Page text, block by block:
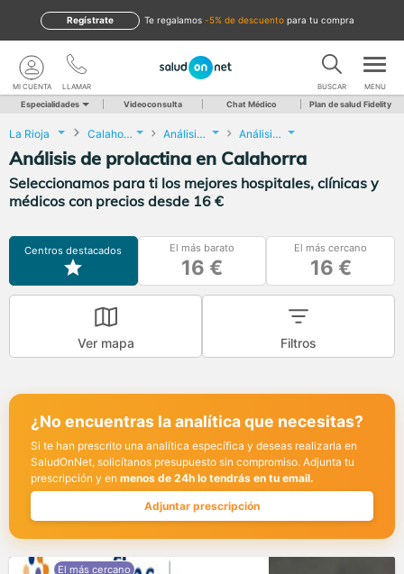
te regalamos -5% de descuento para tu compra
Regístrate
LLAMAR
MI CUENTA BUSCAR MENU
Especialidades Videoconsulta Chat Médico Plan de salud Fidelity
La Rioja Calahorra Análisis Clínicos Análisis de prolactina
Análisis de prolactina en Calahorra
Seleccionamos para ti los mejores hospitales, clínicas y
médicos con precios desde 16 €
Centros destacados El más barato
16 €
El más cercano
16 €
Ver mapa Filtros
¿No encuentras la analítica que necesitas?
Si te han prescrito una analítica específica y deseas realizarla en
SaludOnNet, solicítanos presupuesto sin compromiso. Adjunta tu
prescripción y en menos de 24h lo tendrás en tu email.
Adjuntar prescripción